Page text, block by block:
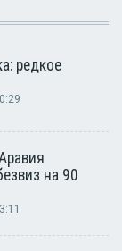
редкое
на 90